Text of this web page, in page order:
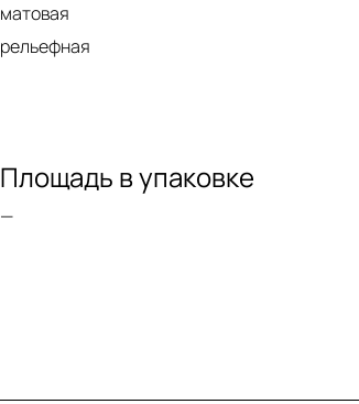
матовая
рельефная
Площадь в упаковке
—